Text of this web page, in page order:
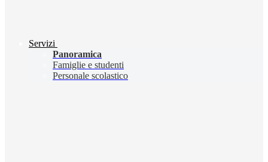
Servizi
Panoramica
Famiglie e studenti
Personale scolastico